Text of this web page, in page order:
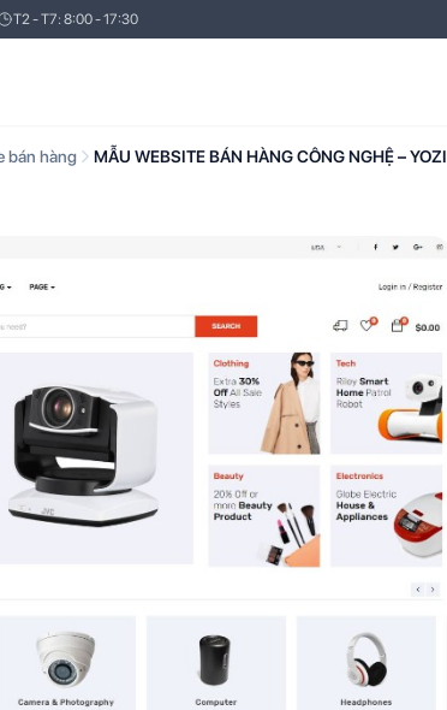
T2 - T7: 8:00 - 17:30
bán hàng MẪU WEBSITE BÁN HÀNG CÔNG NGHỆ – YOZI